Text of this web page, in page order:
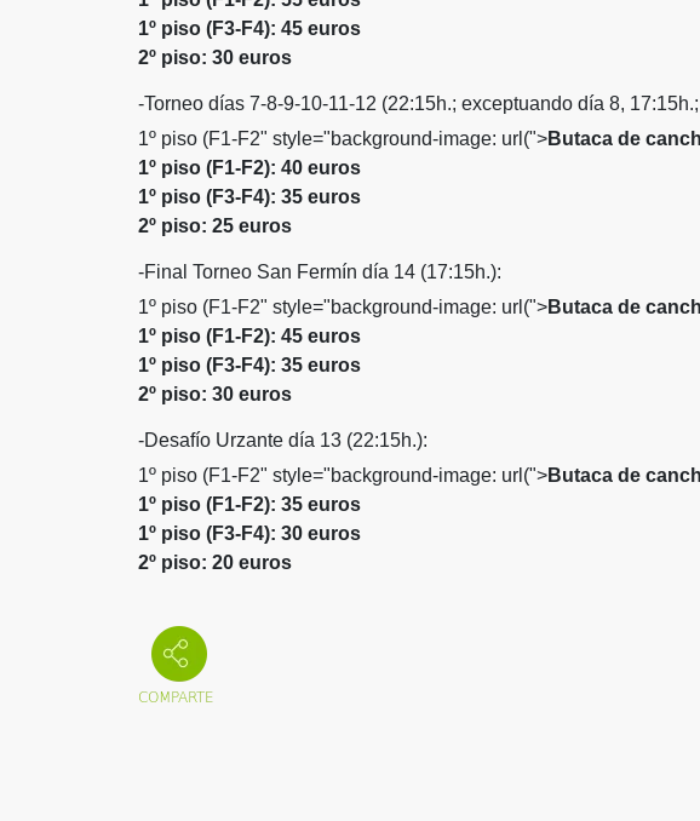
1º piso (F3-F4): 45 euros
2º piso: 30 euros
-Torneo días 7-8-9-10-11-12 (22:15h.; exceptuando día 8,
1º piso (F1-F2" style="background-image: url(">Butaca de
1º piso (F1-F2): 40 euros
1º piso (F3-F4): 35 euros
2º piso: 25 euros
-Final Torneo San Fermín día 14 (17:15h.):
1º piso (F1-F2" style="background-image: url(">Butaca de
1º piso (F1-F2): 45 euros
1º piso (F3-F4): 35 euros
2º piso: 30 euros
-Desafío Urzante día 13 (22:15h.):
1º piso (F1-F2" style="background-image: url(">Butaca de
1º piso (F1-F2): 35 euros
1º piso (F3-F4): 30 euros
2º piso: 20 euros